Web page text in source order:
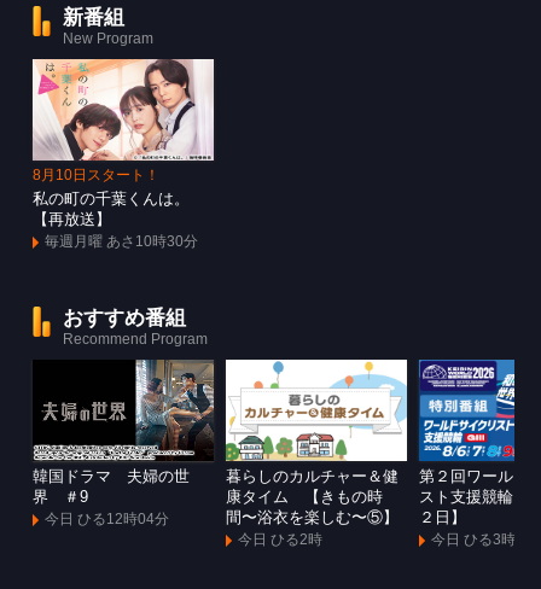
新番組
New Program
8月10日スタート！
私の町の千葉くんは。
【再放送】
毎週月曜 あさ10時30分
おすすめ番組
Recommend Program
韓国ドラマ 夫婦の世
界 ＃9
今日 ひる12時04分
暮らしのカルチャー＆健
康タイム 【きもの時
間〜浴衣を楽しむ〜⑤】
今日 ひる2時
第２回ワールド
スト支援競輪
２日】
今日 ひる3時